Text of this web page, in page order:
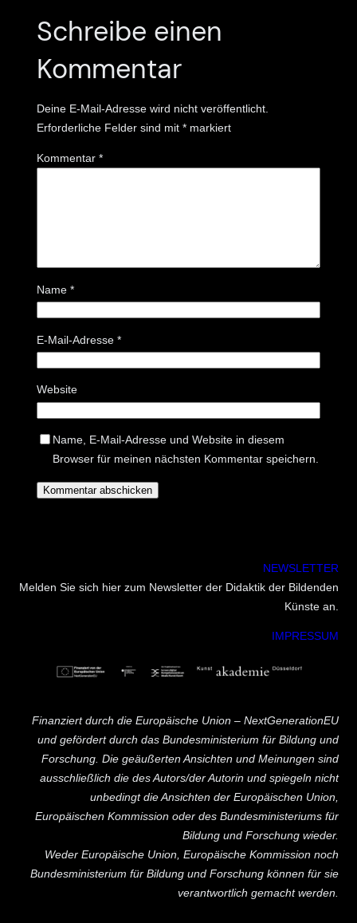
Schreibe einen
Kommentar
Deine E-Mail-Adresse wird nicht veröffentlicht.
Erforderliche Felder sind mit * markiert
Kommentar *
Name *
E-Mail-Adresse *
Website
Name, E-Mail-Adresse und Website in diesem
Browser für meinen nächsten Kommentar speichern.
NEWSLETTER
Melden Sie sich hier zum Newsletter der Didaktik der Bildenden
Künste an.
IMPRESSUM
Finanziert durch die Europäische Union – NextGenerationEU
und gefördert durch das Bundesministerium für Bildung und
Forschung. Die geäußerten Ansichten und Meinungen sind
ausschließlich die des Autors/der Autorin und spiegeln nicht
unbedingt die Ansichten der Europäischen Union,
Europäischen Kommission oder des Bundesministeriums für
Bildung und Forschung wieder.
Weder Europäische Union, Europäische Kommission noch
Bundesministerium für Bildung und Forschung können für sie
verantwortlich gemacht werden.